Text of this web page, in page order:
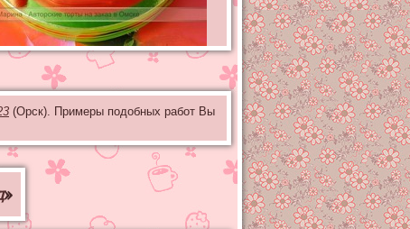
(Орск). Примеры подобных работ Вы
»